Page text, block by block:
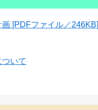
[PDFファイル／246KB]
いて